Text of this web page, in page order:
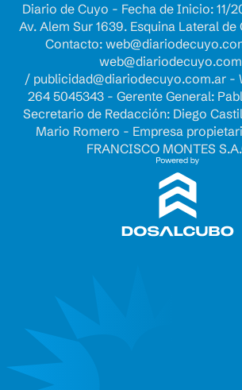
Diario de Cuyo - Fecha de Inicio: 11/
Av. Alem Sur 1639. Esquina Lateral
Contacto:
/ publicidad@diariodecuyo.com.ar-
264 5045343 - Gerente General:
Secretario de Redacción: Diego
Mario Romero - Empresa
FRANCISCO MONTES